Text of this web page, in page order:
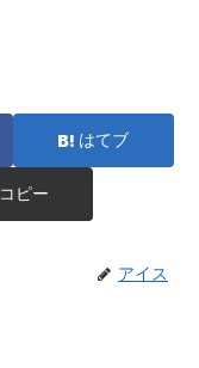
はてブ
コピー
アイス